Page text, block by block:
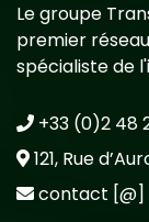
Le groupe
premier
spécialiste de
+33 (0)2 48
121, Rue
contact [@]